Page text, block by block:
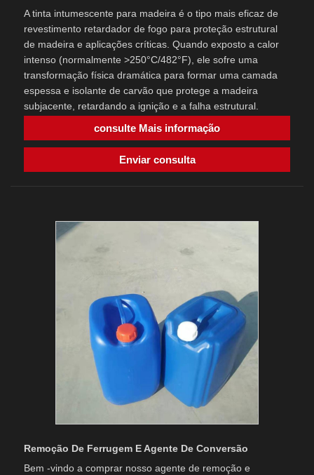
A tinta intumescente para madeira é o tipo mais eficaz de
revestimento retardador de fogo para proteção estrutural
de madeira e aplicações críticas. Quando exposto a calor
intenso (normalmente >250°C/482°F), ele sofre uma
transformação física dramática para formar uma camada
espessa e isolante de carvão que protege a madeira
subjacente, retardando a ignição e a falha estrutural.
consulte Mais informação
Enviar consulta
Remoção De Ferrugem E Agente De Conversão
Bem -vindo a comprar nosso agente de remoção e